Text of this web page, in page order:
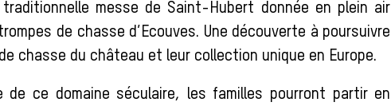
messe de Saint-Hubert donnée en plein air
de chasse d’Ecouves. Une découverte à poursuivre
chasse du château et leur collection unique en Europe.
de ce domaine séculaire, les familles pourront partir en